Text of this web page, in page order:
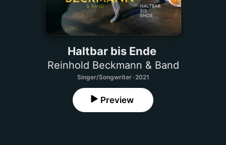
Haltbar bis Ende
Reinhold Beckmann & Band
Singer/Songwriter · 2021
Preview